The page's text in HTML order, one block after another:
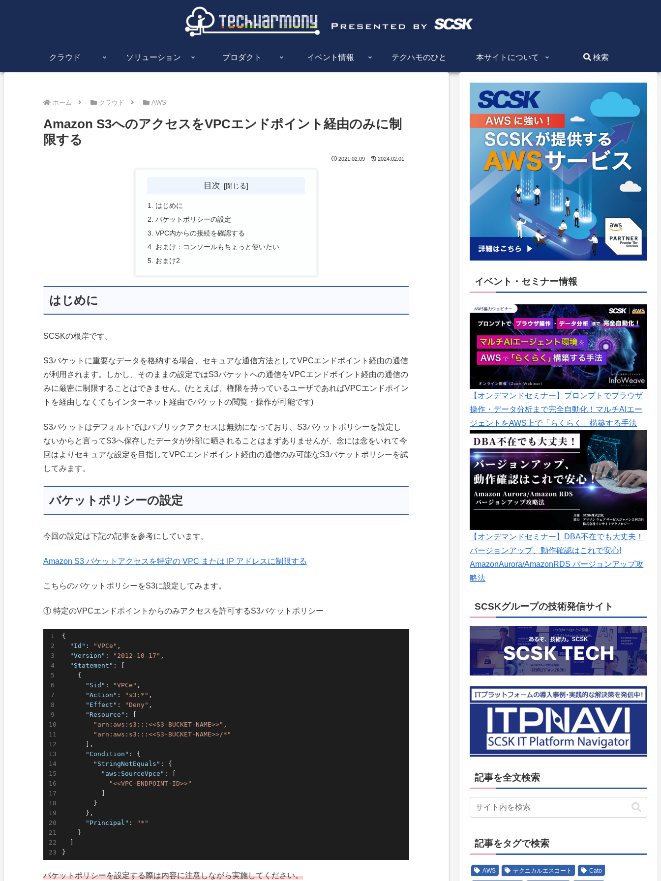
クラウド ソリューション プロダクト イベント情報 テクハモのひと 本サイトについて 検索
ホーム クラウド AWS
Amazon S3へのアクセスをVPCエンドポイント経由のみに制
限する
2021.02.09 2024.02.01
目次
はじめに
バケットポリシーの設定
VPC内からの接続を確認する
おまけ：コンソールもちょっと使いたい
おまけ2
はじめに
SCSKの根岸です。
S3バケットに重要なデータを格納する場合、セキュアな通信方法としてVPCエンドポイント経由の通信
が利用されます。しかし、そのままの設定ではS3バケットへの通信をVPCエンドポイント経由の通信の
みに厳密に制限することはできません。(たとえば、権限を持っているユーザであればVPCエンドポイン
トを経由しなくてもインターネット経由でバケットの閲覧・操作が可能です)
S3バケットはデフォルトではパブリックアクセスは無効になっており、S3バケットポリシーを設定し
ないからと言ってS3へ保存したデータが外部に晒されることはまずありませんが、念には念をいれて今
回はよりセキュアな設定を目指してVPCエンドポイント経由の通信のみ可能なS3バケットポリシーを試
してみます。
バケットポリシーの設定
今回の設定は下記の記事を参考にしています。
Amazon S3 バケットアクセスを特定の VPC または IP アドレスに制限する
こちらのバケットポリシーをS3に設定してみます。
① 特定のVPCエンドポイントからのみアクセスを許可するS3バケットポリシー
{
"Id" : "VPCe" ,
"Version" : "2012-10-17" ,
"Statement" : [
    {
"Sid" : "VPCe" ,
"Action" : "s3:*" ,
"Effect" : "Deny" ,
"Resource" : [
"arn:aws:s3:::<<S3-BUCKET-NAME>>" ,
"arn:aws:s3:::<<S3-BUCKET-NAME>>/*"
      ],
"Condition" : {
"StringNotEquals" : {
"aws:SourceVpce" : [
"<<VPC-ENDPOINT-ID>>"
        }
      },
"Principal" :
"*"
    }
バケットポリシーを設定する際は内容に注意しながら実施してください。
イベント・セミナー情報
【オンデマンドセミナー】プロンプトでブラウザ
操作・データ分析まで完全自動化！マルチAIエー
ジェントをAWS上で「らくらく」構築する手法
【オンデマンドセミナー】DBA不在でも大丈夫！
バージョンアップ、動作確認はこれで安心!
AmazonAurora/AmazonRDS バージョンアップ攻
略法
SCSKグループの技術発信サイト
記事を全文検索
記事をタグで検索
AWS テクニカルエスコート Cato